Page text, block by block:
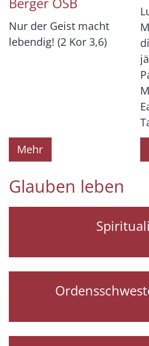
Nur der Geist macht
lebendig! (2 Kor 3,6)
Mehr
Glauben leben